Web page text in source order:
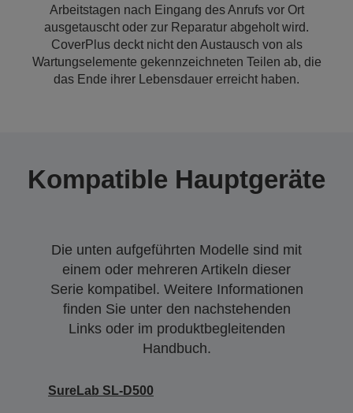
Arbeitstagen nach Eingang des Anrufs vor Ort
ausgetauscht oder zur Reparatur abgeholt wird.
CoverPlus deckt nicht den Austausch von als
Wartungselemente gekennzeichneten Teilen ab, die
das Ende ihrer Lebensdauer erreicht haben.
Kompatible Hauptgeräte
Die unten aufgeführten Modelle sind mit
einem oder mehreren Artikeln dieser
Serie kompatibel. Weitere Informationen
finden Sie unter den nachstehenden
Links oder im produktbegleitenden
Handbuch.
SureLab SL-D500